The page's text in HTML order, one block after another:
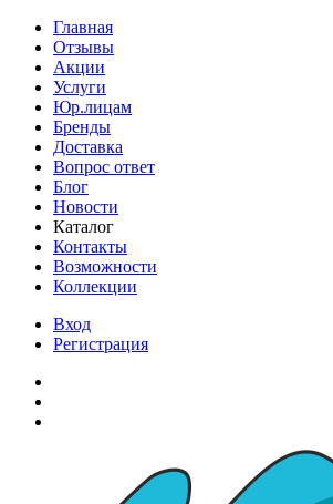
Главная
Отзывы
Акции
Услуги
Юр.лицам
Бренды
Доставка
Вопрос ответ
Блог
Новости
Каталог
Контакты
Возможности
Коллекции
Вход
Регистрация